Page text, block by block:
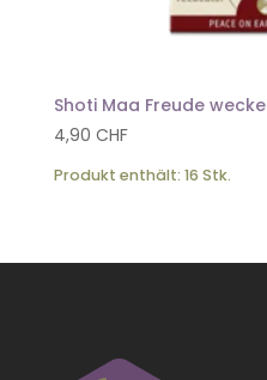
Shoti Maa Freude
4,90 CHF
Produkt enthält: 16 Stk.